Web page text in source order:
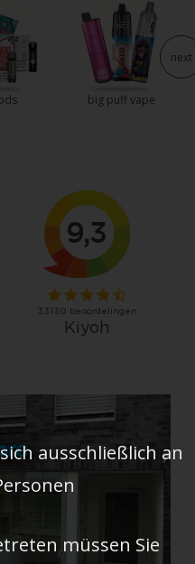
big puff vape
next
ausschließlich an
müssen Sie